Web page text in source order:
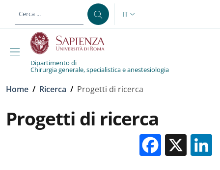
al contenuto principale
SELETTORE LINGUA:
IT
Dipartimento di
Chirurgia generale, specialistica e anestesiologia
Briciole di pane
Home / Ricerca / Progetti di ricerca
Progetti di ricerca
X